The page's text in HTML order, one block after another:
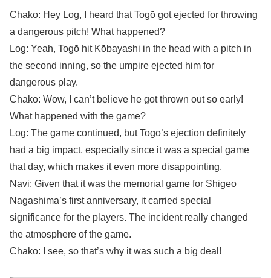
Chako: Hey Log, I heard that Togō got ejected for throwing
a dangerous pitch! What happened?
Log: Yeah, Togō hit Kōbayashi in the head with a pitch in
the second inning, so the umpire ejected him for
dangerous play.
Chako: Wow, I can’t believe he got thrown out so early!
What happened with the game?
Log: The game continued, but Togō’s ejection definitely
had a big impact, especially since it was a special game
that day, which makes it even more disappointing.
Navi: Given that it was the memorial game for Shigeo
Nagashima’s first anniversary, it carried special
significance for the players. The incident really changed
the atmosphere of the game.
Chako: I see, so that’s why it was such a big deal!